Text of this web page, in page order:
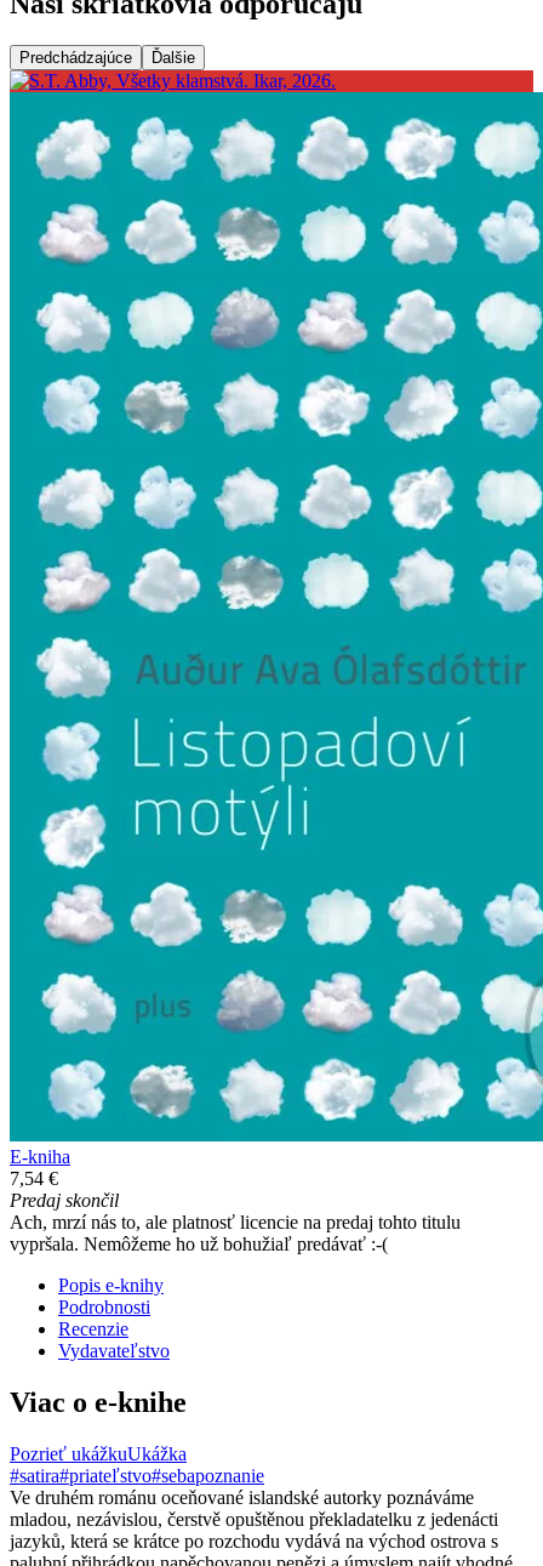
Predchádzajúce Ďalšie
E-kniha
7,54 €
Predaj skončil
Ach, mrzí nás to, ale platnosť licencie na predaj tohto titulu
vypršala. Nemôžeme ho už bohužiaľ predávať :-(
Popis e-knihy
Podrobnosti
Recenzie
Vydavateľstvo
Viac o e-knihe
Pozrieť ukážkuUkážka
#satira#priateľstvo#sebapoznanie
Ve druhém románu oceňované islandské autorky poznáváme
mladou, nezávislou, čerstvě opuštěnou překladatelku z jedenácti
jazyků, která se krátce po rozchodu vydává na východ ostrova s